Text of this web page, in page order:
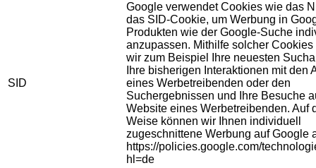
SID
Google verwendet Cookies wie das
das SID-Cookie, um Werbung in
Produkten wie der Google-Suche
anzupassen. Mithilfe solcher Cookies
wir zum Beispiel Ihre neuesten
Ihre bisherigen Interaktionen mit den
eines Werbetreibenden oder den
Suchergebnissen und Ihre Besuche
Website eines Werbetreibenden. Auf
Weise können wir Ihnen individuell
zugeschnittene Werbung auf Google
https://policies.google.com/
hl=de